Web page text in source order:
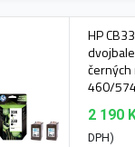
HP
460/
2 190
DPH)